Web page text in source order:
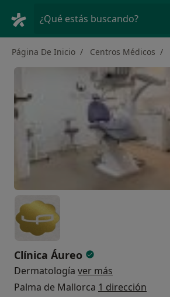
¿Qué estás buscando?
Página De Inicio Centros Médicos
Clínica Áureo
Dermatología ver más
Palma de Mallorca 1 dirección